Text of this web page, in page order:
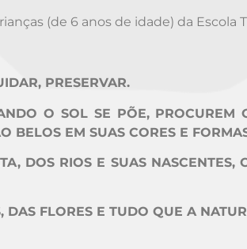
(de 6 anos de idade) da Escola
PRESERVAR.
O SOL SE PÕE, PROCUREM
BELOS EM SUAS CORES E
DOS RIOS E SUAS NASCENTES,
FLORES E TUDO QUE A